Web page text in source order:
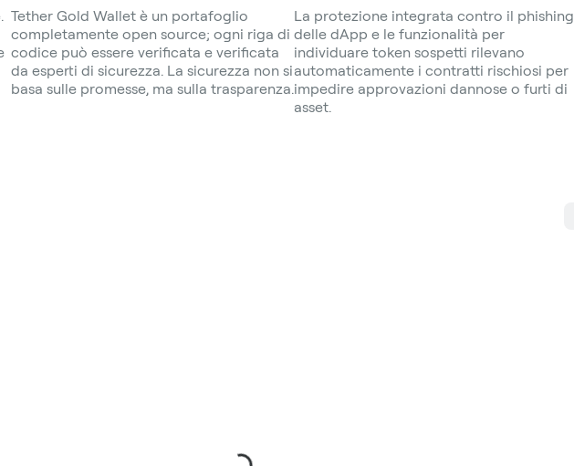
Tether Gold Wallet è un portafoglio
completamente open source; ogni riga di
codice può essere verificata e verificata
da esperti di sicurezza. La sicurezza non si
basa sulle promesse, ma sulla trasparenza.
La protezione integrata contro il phishing
delle dApp e le funzionalità per
individuare token sospetti rilevano
automaticamente i contratti rischiosi per
impedire approvazioni dannose o furti di
asset.